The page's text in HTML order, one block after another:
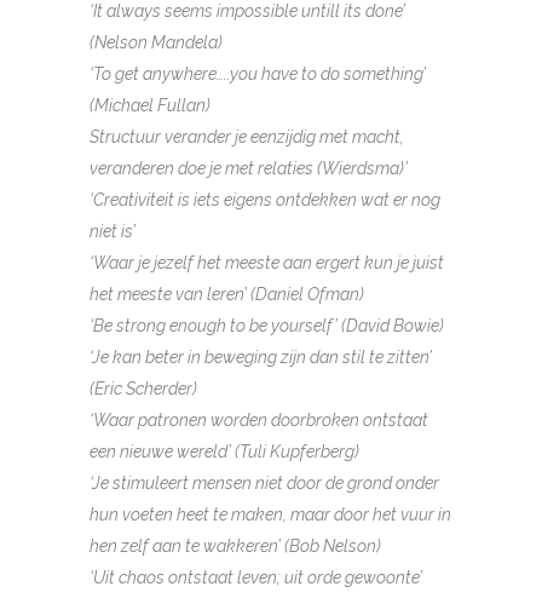
‘It always seems impossibleuntill its done’
(Nelson Mandela)
‘To get anywhere…..you have to do something’
(Michael Fullan)
Structuur verander je eenzijdig met macht,
veranderen doe je met relaties (Wierdsma)’
‘Creativiteit is iets eigens ontdekken wat er nog
niet is’
‘Waar je jezelf het meeste aan ergert kun je juist
het meeste van leren’ (Daniel Ofman)
‘Be strong enough to be yourself’ (David Bowie)
‘Je kan beter in beweging zijn dan stil te zitten’
(Eric Scherder)
‘Waar patronen worden doorbroken ontstaat
een nieuwe wereld’ (Tuli Kupferberg)
‘Je stimuleert mensen niet door de grond onder
hun voeten heet te maken, maar door het vuur in
hen zelf aan te wakkeren’ (Bob Nelson)
‘Uit chaos ontstaat leven; uit orde gewoonte’